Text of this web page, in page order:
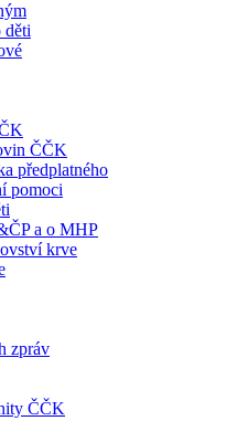
děti
ČČK
předplatného
pomoci
a o MHP
krve
zpráv
ČČK